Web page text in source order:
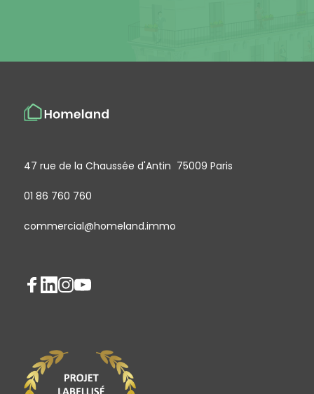
47 rue de la Chaussée d'Antin 75009 Paris
01 86 760 760
commercial@homeland.immo